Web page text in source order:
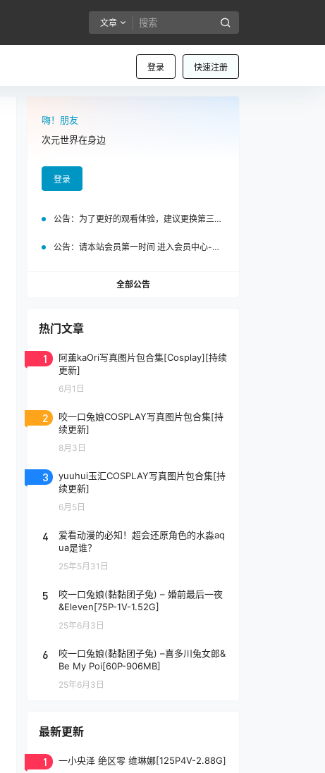
文章
登录 快速注册
嗨！朋友
次元世界在身边
登录
公告： 为了更好的观看体验，建议更换第三方浏览器访问泡面站
公告： 请本站会员第一时间 进入会员中心-我的设置中为您的账号绑定邮箱!
全部公告
热门文章
1
阿薰kaOri写真图片包合集[Cosplay][持续
更新]
6月1日
2
咬一口兔娘COSPLAY写真图片包合集[持
续更新]
8月3日
3
yuuhui玉汇COSPLAY写真图片包合集[持
续更新]
6月5日
4
爱看动漫的必知！超会还原角色的水淼aq
ua是谁？
25年5月31日
5
咬一口兔娘(黏黏团子兔) – 婚前最后一夜
&Eleven[75P-1V-1.52G]
25年6月3日
6
咬一口兔娘(黏黏团子兔) –喜多川兔女郎&
Be My Poi[60P-906MB]
25年6月3日
最新更新
1 一小央泽 绝区零 维琳娜[125P4V-2.88G]